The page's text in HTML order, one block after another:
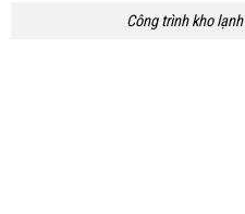
Công trình kho